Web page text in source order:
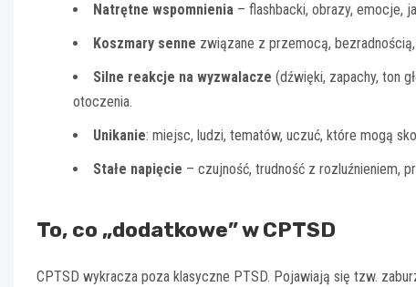
Natrętne wspomnienia – flashbacki, obrazy, emocje,
Koszmary senne związane z przemocą,
Silne reakcje na wyzwalacze (dźwięki, zapachy, ton
otoczenia.
Unikanie: miejsc, ludzi, tematów, uczuć, które mogą
Stałe napięcie – czujność, trudność z rozluźnieniem,
To, co „dodatkowe” w CPTSD
CPTSD wykracza poza klasyczne PTSD. Pojawiają się tzw.